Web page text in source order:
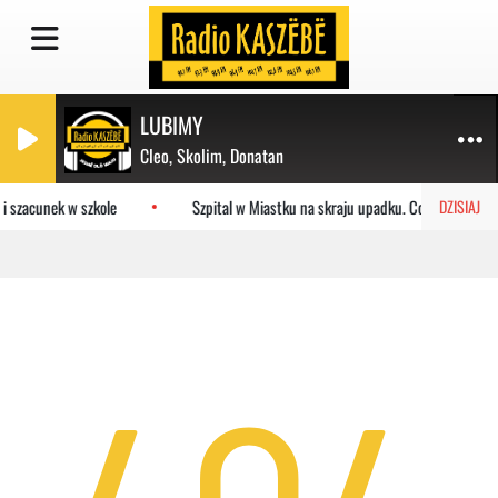
LUBIMY
Cleo, Skolim, Donatan
DZISIAJ
w szkole Szpital w Miastku na skraju upadku. Co czeka